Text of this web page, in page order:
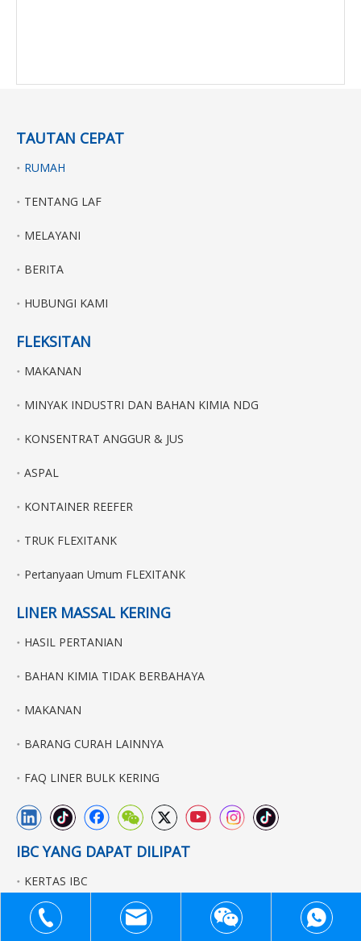
TAUTAN CEPAT
RUMAH
TENTANG LAF
MELAYANI
BERITA
HUBUNGI KAMI
FLEKSITAN
MAKANAN
MINYAK INDUSTRI DAN BAHAN KIMIA NDG
KONSENTRAT ANGGUR & JUS
ASPAL
KONTAINER REEFER
TRUK FLEXITANK
Pertanyaan Umum FLEXITANK
LINER MASSAL KERING
HASIL PERTANIAN
BAHAN KIMIA TIDAK BERBAHAYA
MAKANAN
BARANG CURAH LAINNYA
FAQ LINER BULK KERING
IBC YANG DAPAT DILIPAT
KERTAS IBC
IBC LINER
+86